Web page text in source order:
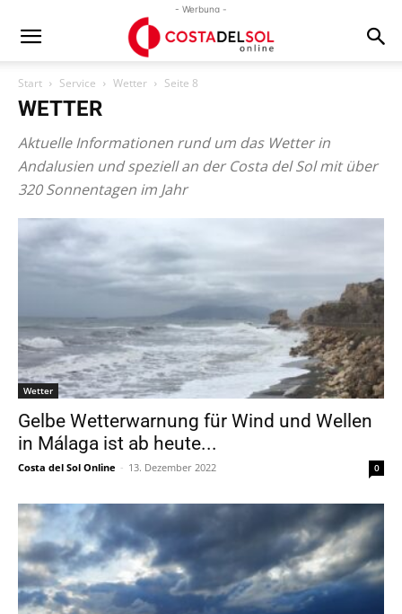
- Werbung -
Start Service Wetter Seite 8
WETTER
Aktuelle Informationen rund um das Wetter in
Andalusien und speziell an der Costa del Sol mit über
320 Sonnentagen im Jahr
Wetter
Gelbe Wetterwarnung für Wind und Wellen
in Málaga ist ab heute...
Costa del Sol Online - 13. Dezember 2022 0